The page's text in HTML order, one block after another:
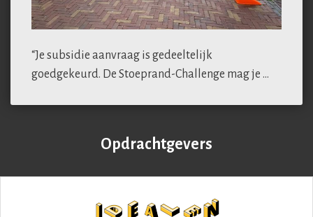
“Je subsidie aanvraag is gedeeltelijk
goedgekeurd. De Stoeprand-Challenge mag je …
Opdrachtgevers